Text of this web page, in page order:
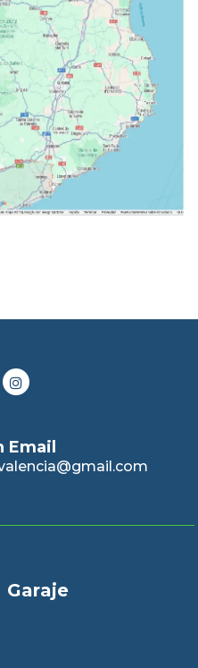
Email
Garaje